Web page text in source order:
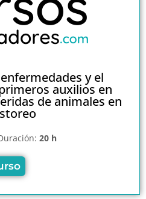
y el
auxilios en
de animales en
20 h